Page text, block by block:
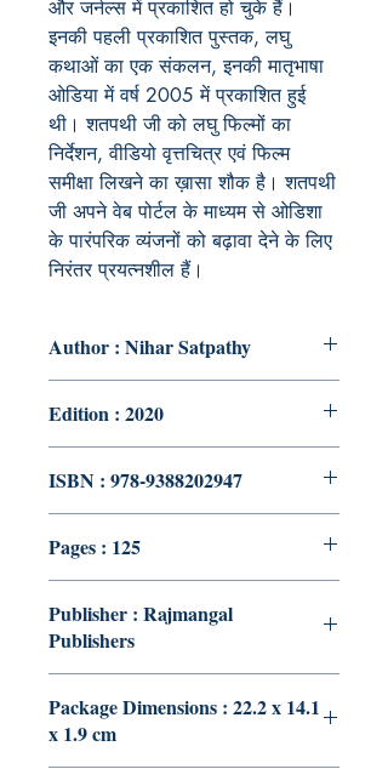
और जर्नल्स में प्रकाशित हो चुके हैं।
इनकी पहली प्रकाशित पुस्तक, लघु
कथाओं का एक संकलन, इनकी मातृभाषा
ओडिया में वर्ष 2005 में प्रकाशित हुई
थी। शतपथी जी को लघु फिल्मों का
निर्देशन, वीडियो वृत्तचित्र एवं फिल्म
समीक्षा लिखने का ख़ासा शौक है। शतपथी
जी अपने वेब पोर्टल के माध्यम से ओडिशा
के पारंपरिक व्यंजनों को बढ़ावा देने के लिए
निरंतर प्रयत्नशील हैं।
Author : Nihar Satpathy
Edition : 2020
ISBN : 978-9388202947
Pages : 125
Publisher : Rajmangal
Publishers
Package Dimensions : 22.2 x 14.1
x 1.9 cm